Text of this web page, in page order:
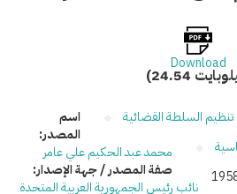
Download
تنظيم السلطة القضائية
اسم
المصدر:
محمد عبد الحكيم علي عامر
صفة المصدر / جهة الإصدار:
نائب رئيس الجمهورية العربية المتحدة